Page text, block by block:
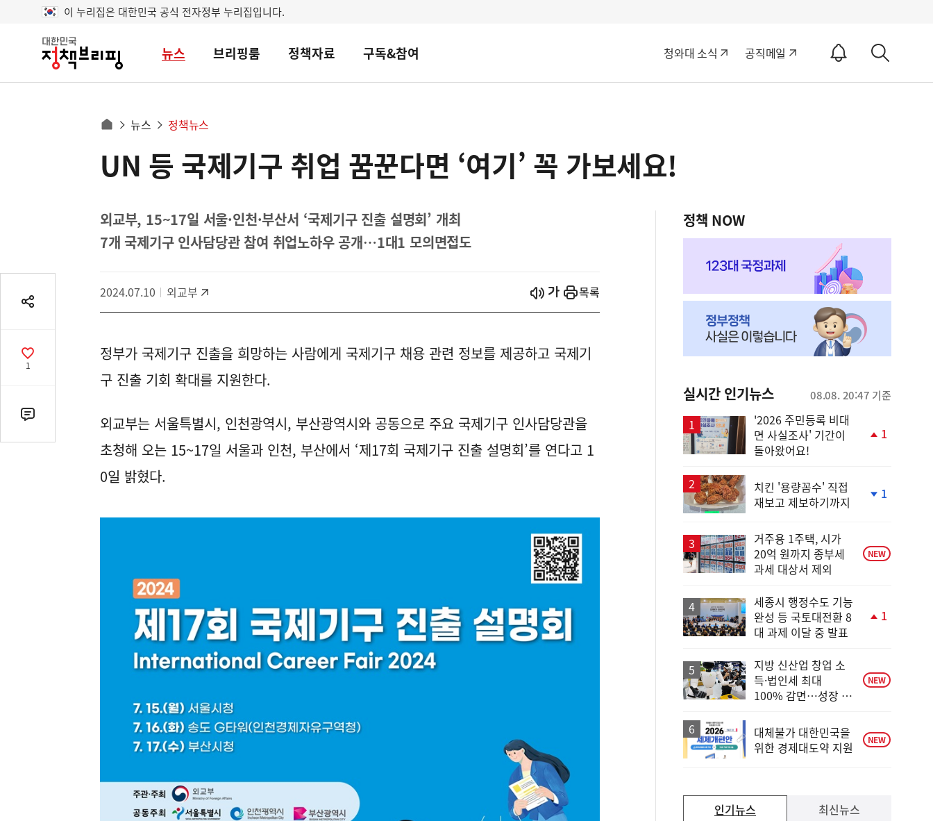
이 누리집은 대한민국 공식 전자정부 누리집입니다.
대
민
뉴스 브리핑룸 정책자료 구독&참여 청와대 소식 공직메일
알
ON
세
으
로
뉴스 정책뉴스
공
기
공
감
1
댓
글
UN 등 국제기구 취업 꿈꾼다면 ‘여기’ 꼭 가보세요!
외교부, 15~17일 서울·인천·부산서 ‘국제기구 진출 설명회’ 개최
7개 국제기구 인사담당관 참여 취업노하우 공개…1대1 모의면접도
2024.07.10 외교부 시작
열기 목록
정부가 국제기구 진출을 희망하는 사람에게 국제기구 채용 관련 정보를 제공하고 국제기
구 진출 기회 확대를 지원한다.
외교부는 서울특별시, 인천광역시, 부산광역시와 공동으로 주요 국제기구 인사담당관을
초청해 오는 15~17일 서울과 인천, 부산에서 ‘제17회 국제기구 진출 설명회’를 연다고 1
0일 밝혔다.
정책 NOW
실시간 인기뉴스 08.08. 20:47 기준
'2026 주민등록 비대
면 사실조사' 기간이
돌아왔어요!
1
치킨 '용량꼼수' 직접
재보고 제보하기까지
1
거주용 1주택, 시가
20억 원까지 종부세
과세 대상서 제외
NEW
세종시 행정수도 기능
완성 등 국토대전환 8
대 과제 이달 중 발표
1
지방 신산업 창업 소
득·법인세 최대
100% 감면…성장 지
NEW
대체불가 대한민국을
위한 경제대도약 지원
NEW
인기뉴스 최신뉴스